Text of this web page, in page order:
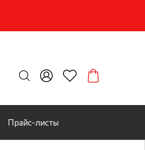
Прайс-листы